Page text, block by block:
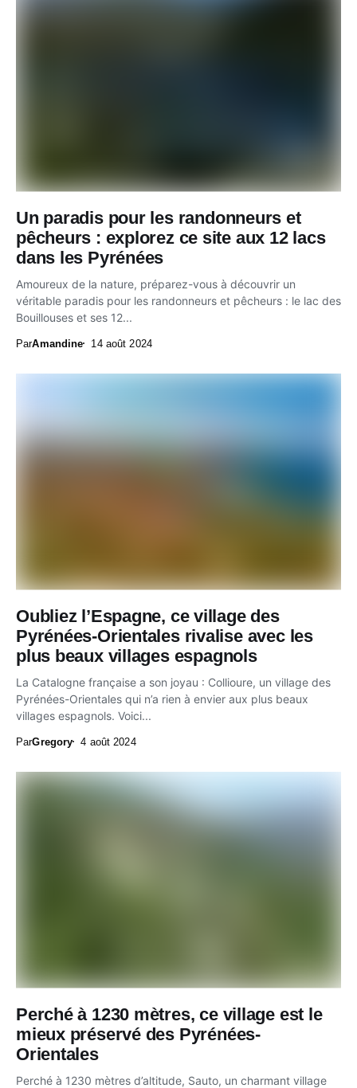
Un paradis pour les randonneurs et
pêcheurs : explorez ce site aux 12 lacs
dans les Pyrénées
Amoureux de la nature, préparez-vous à découvrir un
véritable paradis pour les randonneurs et pêcheurs : le lac des
Bouillouses et ses 12...
ParAmandine 14 août 2024
Oubliez l’Espagne, ce village des
Pyrénées-Orientales rivalise avec les
plus beaux villages espagnols
La Catalogne française a son joyau : Collioure, un village des
Pyrénées-Orientales qui n’a rien à envier aux plus beaux
villages espagnols. Voici...
ParGregory 4 août 2024
Perché à 1230 mètres, ce village est le
mieux préservé des Pyrénées-
Orientales
Perché à 1230 mètres d’altitude, Sauto, un charmant village